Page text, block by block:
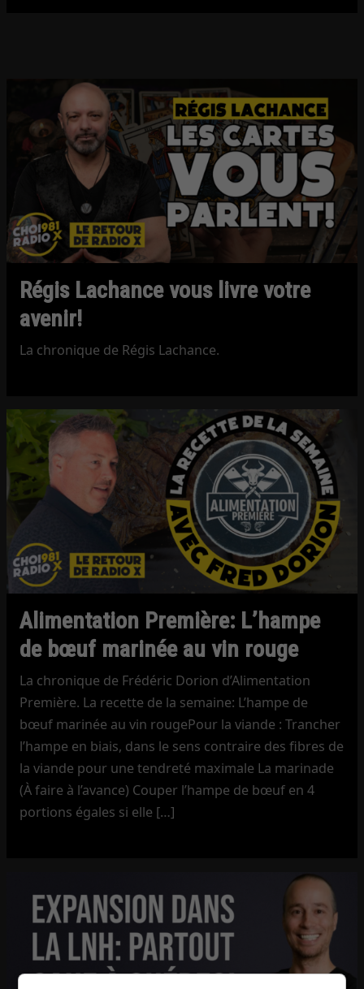
Régis Lachance vous livre votre
avenir!
La chronique de Régis Lachance.
Alimentation Première: L’hampe
de bœuf marinée au vin rouge
La chronique de Frédéric Dorion d’Alimentation
Première. La recette de la semaine: L’hampe de
bœuf marinée au vin rougePour la viande : Trancher
l’hampe en biais, dans le sens contraire des fibres de
la viande pour une tendreté maximale La marinade
(À faire à l’avance) Couper l’hampe de bœuf en 4
portions égales si elle […]